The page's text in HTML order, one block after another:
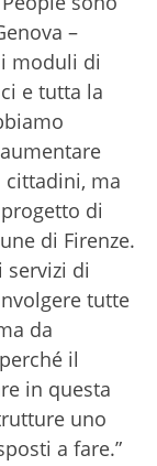
–
moduli di
e tutta la
cittadini, ma
di
di Firenze.
di
tutte
da
il
in questa
uno
a fare.”